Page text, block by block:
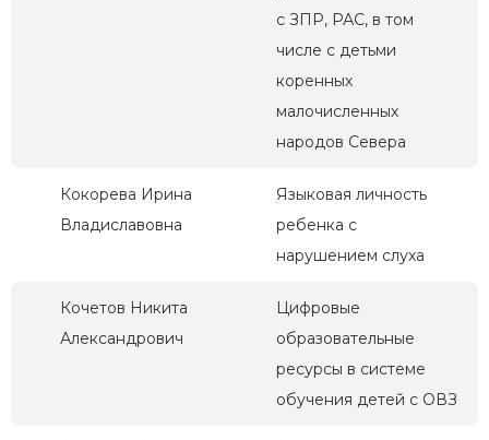
с ЗПР, РАС, в том
числе с детьми
коренных
малочисленных
народов Севера
Кокорева Ирина
Владиславовна
Языковая личность
ребенка с
нарушением слуха
Кочетов Никита
Александрович
Цифровые
образовательные
ресурсы в системе
обучения детей с ОВЗ